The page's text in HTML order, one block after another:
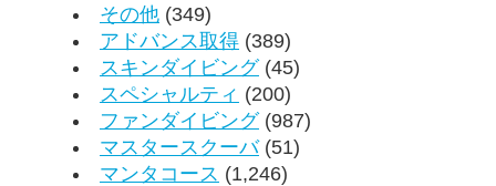
その他 (349)
アドバンス取得 (389)
スキンダイビング(45)
スペシャルティ (200)
ファンダイビング(987)
マスタースクーバ(51)
マンタコース (1,246)